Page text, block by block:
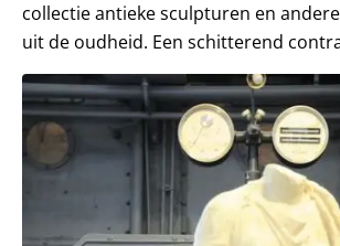
collectie antieke sculpturen en
uit de oudheid. Een schitterend